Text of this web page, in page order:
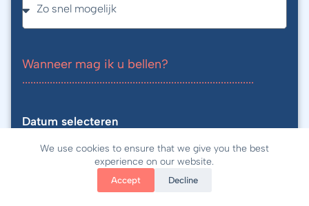
We use cookies to ensure that we give you the best
experience on our website.
Accept Decline
Wanneer mag ik u bellen?
....................................................................................
Datum selecteren